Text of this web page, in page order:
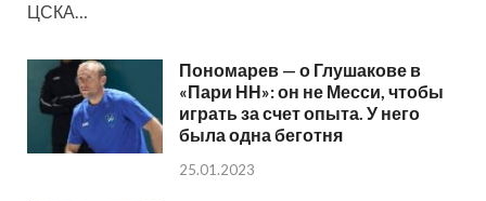
ЦСКА…
Пономарев — о Глушакове в
«Пари НН»: он не Месси, чтобы
играть за счет опыта. У него
была одна беготня
25.01.2023